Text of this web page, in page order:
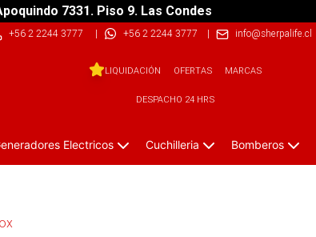
7331. Piso 9. Las Condes
+56 2 2244 3777 | +56 2 2244 3777 | info@sherpalife.cl
LIQUIDACIÓN OFERTAS MARCAS
DESPACHO 24 HRS
Electricos Cuchilleria Bomberos